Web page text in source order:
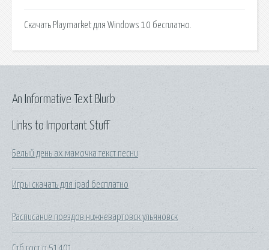
Скачать Playmarket для Windows 10 бесплатно.
Links to Important Stuff
Белый день ах мамочка текст песни
Игры скачать для ipad бесплатно
Расписание поездов нижневартовск ульяновск
Стб гост р 51401
An Informative Text Blurb